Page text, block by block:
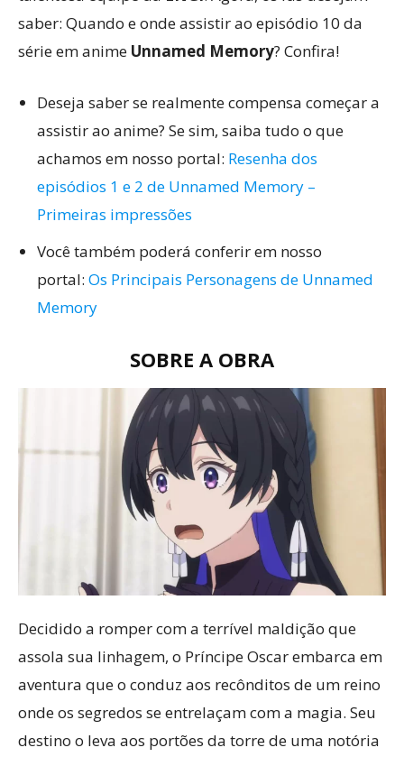
saber: Quando e onde assistir ao episódio 10 da
série em anime Unnamed Memory? Confira!
Deseja saber se realmente compensa começar a
assistir ao anime? Se sim, saiba tudo o que
achamos em nosso portal: Resenha dos
episódios 1 e 2 de Unnamed Memory –
Primeiras impressões
Você também poderá conferir em nosso
portal: Os Principais Personagens de Unnamed
Memory
SOBRE A OBRA
Decidido a romper com a terrível maldição que
assola sua linhagem, o Príncipe Oscar embarca em
aventura que o conduz aos recônditos de um reino
onde os segredos se entrelaçam com a magia. Seu
destino o leva aos portões da torre de uma notória